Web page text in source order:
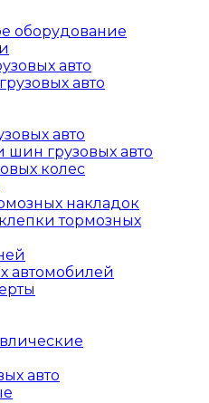
оборудование
авто
авто
авто
шин грузовых авто
колес
накладок
тормозных
автомобилей
авто